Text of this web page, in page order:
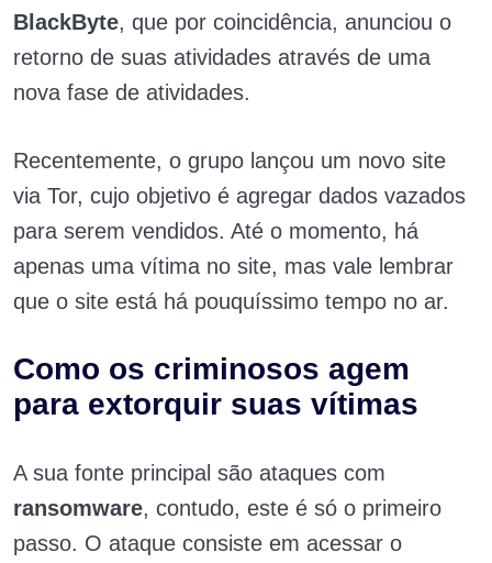
BlackByte, que por coincidência, anunciou o
retorno de suas atividades através de uma
nova fase de atividades.
Recentemente, o grupo lançou um novo site
via Tor, cujo objetivo é agregar dados vazados
para serem vendidos. Até o momento, há
apenas uma vítima no site, mas vale lembrar
que o site está há pouquíssimo tempo no ar.
Como os criminosos agem
para extorquir suas vítimas
A sua fonte principal são ataques com
ransomware, contudo, este é só o primeiro
passo. O ataque consiste em acessar o